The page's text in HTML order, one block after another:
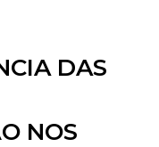
DAS
NOS